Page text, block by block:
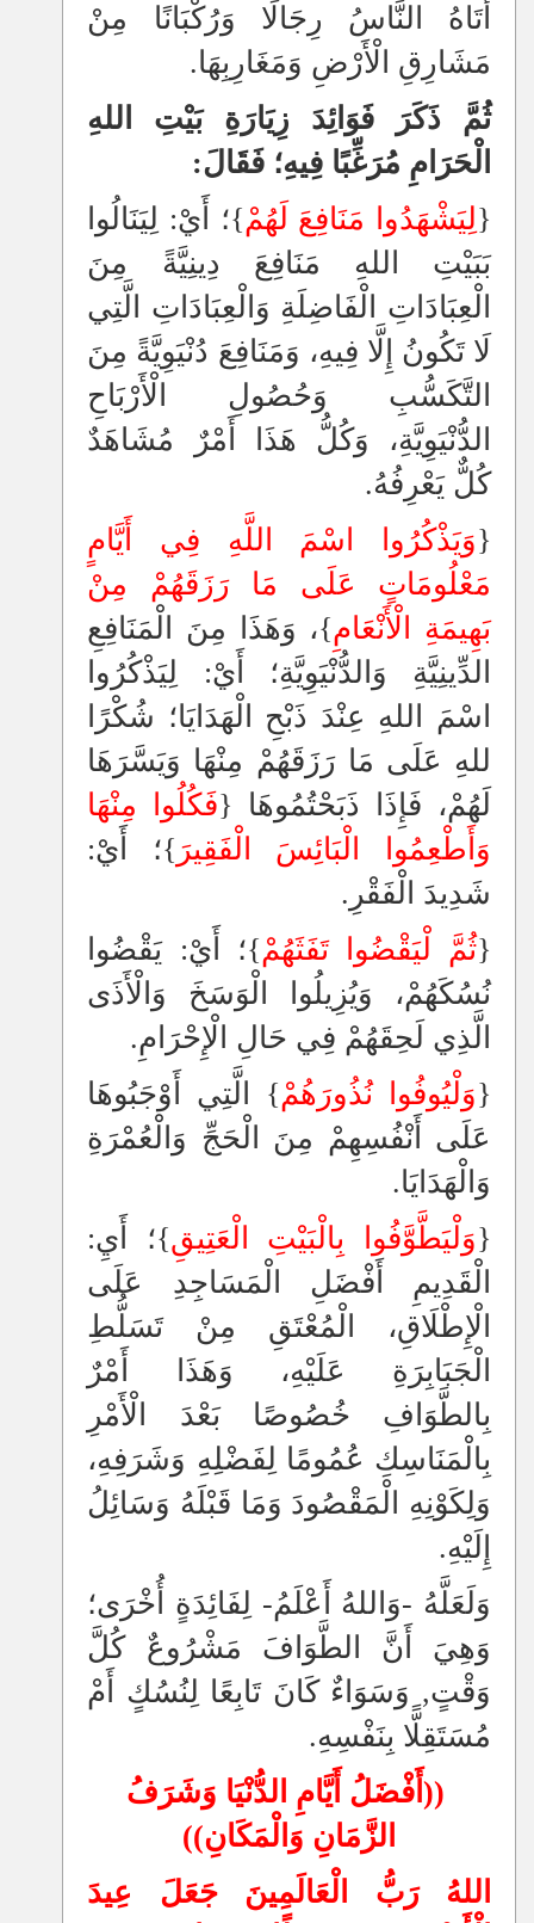
أَتَاهُ النَّاسُ رِجَالًا وَرُكْبَانًا مِنْ
مَشَارِقِ الْأَرْضِ وَمَغَارِبِهَا.
ثُمَّ ذَكَرَ فَوَائِدَ زِيَارَةِ بَيْتِ اللهِ
الْحَرَامِ مُرَغِّبًا فِيهِ؛ فَقَالَ:
{لِيَشْهَدُوا مَنَافِعَ لَهُمْ}؛ أَيْ: لِيَنَالُوا
بَبَيْتِ اللهِ مَنَافِعَ دِينِيَّةً مِنَ
الْعِبَادَاتِ الْفَاضِلَةِ وَالْعِبَادَاتِ الَّتِي
لَا تَكُونُ إِلَّا فِيهِ، وَمَنَافِعَ دُنْيَوِيَّةً مِنَ
التَّكَسُّبِ وَحُصُولِ الْأَرْبَاحِ
الدُّنْيَوِيَّةِ، وَكُلُّ هَذَا أَمْرٌ مُشَاهَدٌ
كُلٌّ يَعْرِفُهُ.
{وَيَذْكُرُوا اسْمَ اللَّهِ فِي أَيَّامٍ
مَعْلُومَاتٍ عَلَى مَا رَزَقَهُمْ مِنْ
بَهِيمَةِ الْأَنْعَامِ}، وَهَذَا مِنَ الْمَنَافِعِ
الدِّينِيَّةِ وَالدُّنْيَوِيَّةِ؛ أَيْ: لِيَذْكُرُوا
اسْمَ اللهِ عِنْدَ ذَبْحِ الْهَدَايَا؛ شُكْرًا
للهِ عَلَى مَا رَزَقَهُمْ مِنْهَا وَيَسَّرَهَا
لَهُمْ، فَإِذَا ذَبَحْتُمُوهَا {فَكُلُوا مِنْهَا
وَأَطْعِمُوا الْبَائِسَ الْفَقِيرَ }؛ أَيْ:
شَدِيدَ الْفَقْرِ.
{ثُمَّ لْيَقْضُوا تَفَثَهُمْ}؛ أَيْ: يَقْضُوا
نُسُكَهُمْ، وَيُزِيلُوا الْوَسَخَ وَالْأَذَى
الَّذِي لَحِقَهُمْ فِي حَالِ الْإِحْرَامِ.
{وَلْيُوفُوا نُذُورَهُمْ} الَّتِي أَوْجَبُوهَا
عَلَى أَنْفُسِهِمْ مِنَ الْحَجِّ وَالْعُمْرَةِ
وَالْهَدَايَا.
{وَلْيَطَّوَّفُوا بِالْبَيْتِ الْعَتِيقِ}؛ أَيِ:
الْقَدِيمِ أَفْضَلِ الْمَسَاجِدِ عَلَى
الْإِطْلَاقِ، الْمُعْتَقِ مِنْ تَسَلُّطِ
الْجَبَابِرَةِ عَلَيْهِ، وَهَذَا أَمْرٌ
بِالطَّوَافِ خُصُوصًا بَعْدَ الْأَمْرِ
بِالْمَنَاسِكِ عُمُومًا لِفَضْلِهِ وَشَرَفِهِ،
وَلِكَوْنِهِ الْمَقْصُودَ وَمَا قَبْلَهُ وَسَائِلُ
إِلَيْهِ.
وَلَعَلَّهُ -وَاللهُ أَعْلَمُ- لِفَائِدَةٍ أُخْرَى؛
وَهِيَ أَنَّ الطَّوَافَ مَشْرُوعٌ كُلَّ
وَقْتٍ, وَسَوَاءٌ كَانَ تَابِعًا لِنُسُكٍ أَمْ
مُسَتَقِلًّا بِنَفْسِهِ.
((أَفْضَلُ أَيَّامِ الدُّنْيَا وَشَرَفُ
الزَّمَانِ وَالْمَكَانِ))
اللهُ رَبُّ الْعَالَمِينَ جَعَلَ عِيدَ